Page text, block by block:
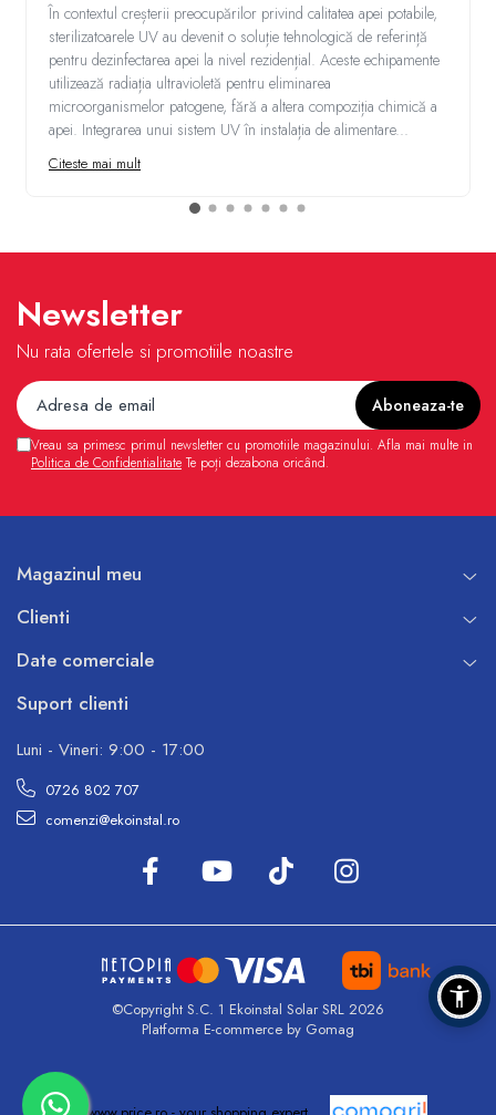
În contextul creșterii preocupărilor privind calitatea apei potabile,
sterilizatoarele UV au devenit o soluție tehnologică de referință
pentru dezinfectarea apei la nivel rezidențial. Aceste echipamente
utilizează radiația ultravioletă pentru eliminarea
microorganismelor patogene, fără a altera compoziția chimică a
apei. Integrarea unui sistem UV în instalația de alimentare...
Citeste mai mult
Newsletter
Nu rata ofertele si promotiile noastre
Vreau sa primesc primul newsletter cu promotiile magazinului. Afla mai multe in
Politica de Confidentialitate Te poți dezabona oricând.
Magazinul meu
Clienti
Date comerciale
Suport clienti
Luni - Vineri: 9:00 - 17:00
0726 802 707
comenzi@ekoinstal.ro
©Copyright S.C. 1 Ekoinstal Solar SRL 2026
Platforma E-commerce by Gomag